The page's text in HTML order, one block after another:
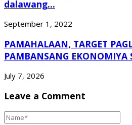
dalawang...
September 1, 2022
PAMAHALAAN, TARGET
PAMBANSANG EKONOMIYA
July 7, 2026
Leave a Comment